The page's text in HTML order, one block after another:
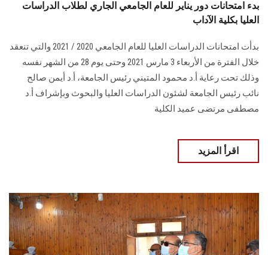
بدء امتحانات دور يناير للعام الجامعي الجاري لطلاب الدراسات
العليا بكلية الآداب
بدأت امتحانات الدراسات العليا للعام الجامعي 2020 / 2021 والتي تنعقد
خلال الفترة من الأربعاء 3 مارس 2021 وحتى يوم 28 من الشهر نفسه
وذلك تحت رعاية أ.د محمود المتيني رئيس الجامعة، أ.د أيمن صالح
نائب رئيس الجامعة لشئون الدراسات العليا والبحوث وبإشراف أ.د
مصطفى مرتضى عميد الكلية
اقرأ المزيد